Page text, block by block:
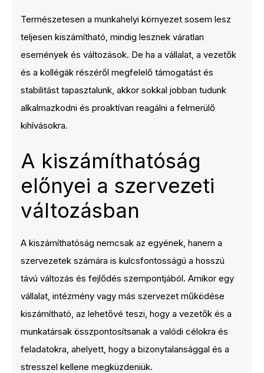
Természetesen a munkahelyi környezet sosem lesz
teljesen kiszámítható, mindig lesznek váratlan
események és változások. De ha a vállalat, a vezetők
és a kollégák részéről megfelelő támogatást és
stabilitást tapasztalunk, akkor sokkal jobban tudunk
alkalmazkodni és proaktívan reagálni a felmerülő
kihívásokra.
A kiszámíthatóság
előnyei a szervezeti
változásban
A kiszámíthatóság nemcsak az egyének, hanem a
szervezetek számára is kulcsfontosságú a hosszú
távú változás és fejlődés szempontjából. Amikor egy
vállalat, intézmény vagy más szervezet működése
kiszámítható, az lehetővé teszi, hogy a vezetők és a
munkatársak összpontosítsanak a valódi célokra és
feladatokra, ahelyett, hogy a bizonytalansággal és a
stresszel kellene megküzdeniük.